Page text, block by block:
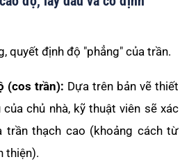
quyết định độ "phẳng" của trần.
(cos trần): Dựa trên bản vẽ thiết
của chủ nhà, kỹ thuật viên sẽ xác
trần thạch cao (khoảng cách từ
thiện).